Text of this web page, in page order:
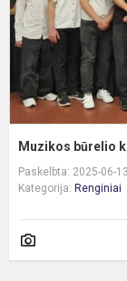
Muzikos būrelio
Paskelbta: 2025-06-13
Kategorija: Renginiai